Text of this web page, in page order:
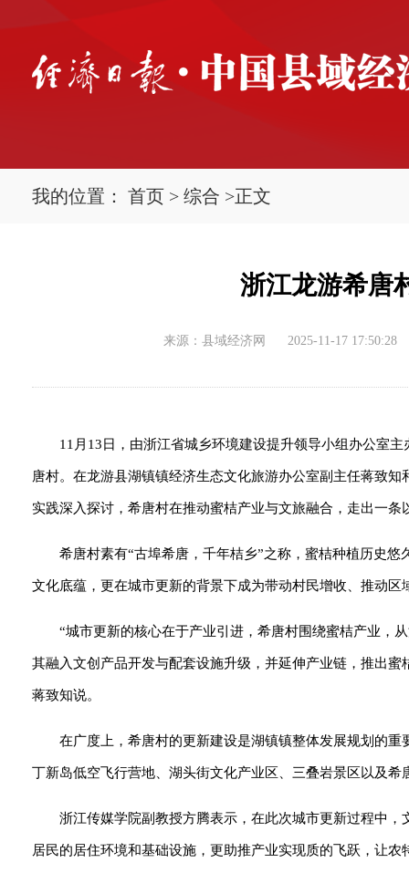
我的位置： 首页 > 综合 >正文
浙江龙游希唐
来源：县域经济网 2025-11-17 17:50:28
11月13日，由浙江省城乡环境建设提升领导小组办公室
唐村。在龙游县湖镇镇经济生态文化旅游办公室副主任蒋致
实践深入探讨，希唐村在推动蜜桔产业与文旅融合，走出一
希唐村素有“古埠希唐，千年桔乡”之称，蜜桔种植历史
文化底蕴，更在城市更新的背景下成为带动村民增收、推动区
“城市更新的核心在于产业引进，希唐村围绕蜜桔产业，
其融入文创产品开发与配套设施升级，并延伸产业链，推出
蒋致知说。
在广度上，希唐村的更新建设是湖镇镇整体发展规划的
丁新岛低空飞行营地、湖头街文化产业区、三叠岩景区以及
浙江传媒学院副教授方腾表示，在此次城市更新过程中
居民的居住环境和基础设施，更助推产业实现质的飞跃，让